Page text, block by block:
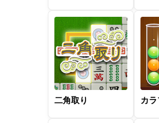
二角取り カ